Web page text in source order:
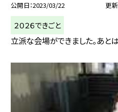
公開日 2023/03/22 更
２０２６できごと
立派な会場ができました。あと